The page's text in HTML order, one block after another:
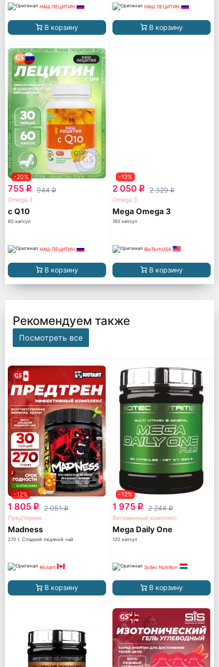
НАШ ЛЕЦИТИН
В корзину
НАШ ЛЕЦИТИН
В корзину
-20%
755 q 944q
Omega 3
с Q10
60 капсул
НАШ ЛЕЦИТИН
В корзину
-12%
2 050 q 2 329q
Omega 3
Mega Omega 3
180 капсул
BioTechUSA
В корзину
Рекомендуем также
Посмотреть все
-12%
1 805 q 2 051q
Предтерник
Madness
270 г, Сладкий ледяной чай
Mutant
В корзину
-12%
1 975 q 2 244q
Витаминный комплекс
Mega Daily One
120 капсул
Scitec Nutrition
В корзину